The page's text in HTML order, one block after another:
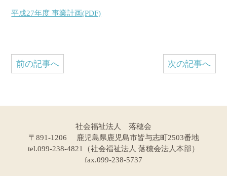
平成27年度 事業計画(PDF)
前の記事へ 次の記事へ
社会福祉法人 落穂会
〒891-1206 鹿児島県鹿児島市皆与志町2503番地
tel.099-238-4821（社会福祉法人 落穂会法人本部）
fax.099-238-5737